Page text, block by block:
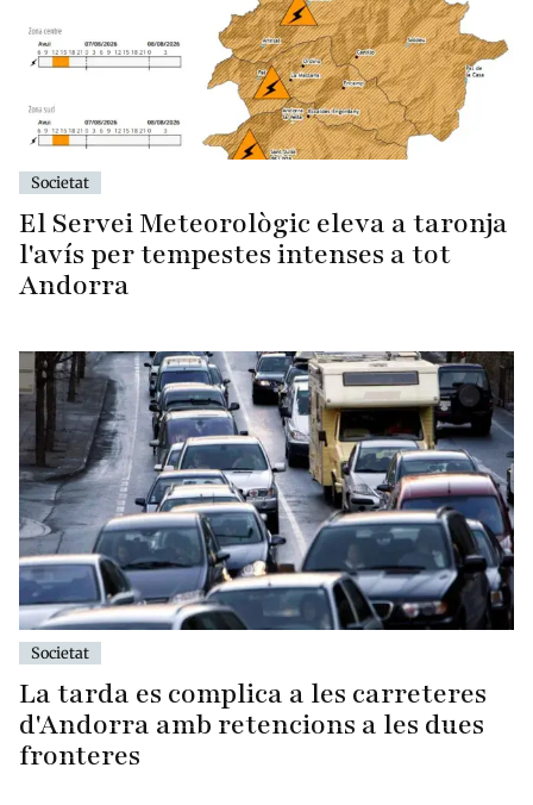
Societat
El Servei Meteorològic eleva a taronja
l'avís per tempestes intenses a tot
Andorra
Societat
La tarda es complica a les carreteres
d'Andorra amb retencions a les dues
fronteres